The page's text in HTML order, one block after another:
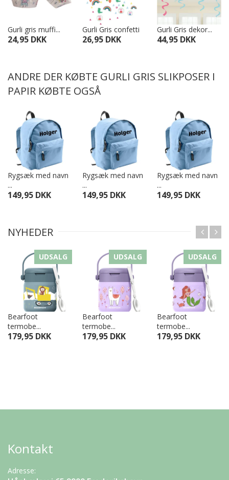
Gurli gris muffi...
24,95 DKK
Gurli Gris confetti
26,95 DKK
Gurli Gris dekor...
44,95 DKK
ANDRE DER KØBTE GURLI GRIS SLIKPOSER I
PAPIR KØBTE OGSÅ
Rygsæk med navn
...
149,95 DKK
Rygsæk med navn
...
149,95 DKK
Rygsæk med navn
...
149,95 DKK
NYHEDER
UDSALG
Bearfoot
termobe...
179,95 DKK
UDSALG
Bearfoot
termobe...
179,95 DKK
UDSALG
Bearfoot
termobe...
179,95 DKK
Kontakt
Adresse: